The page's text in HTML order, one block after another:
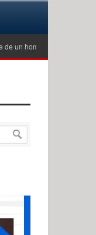
de unos 60 años en